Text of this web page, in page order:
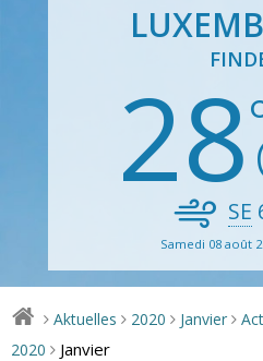
28
SE
Samedi 08 août
> Aktuelles > 2020 > Janvier >
2020 > Janvier